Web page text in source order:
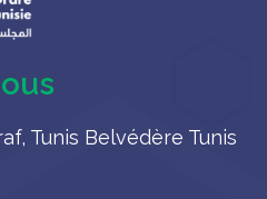
Tunis Belvédère Tunis